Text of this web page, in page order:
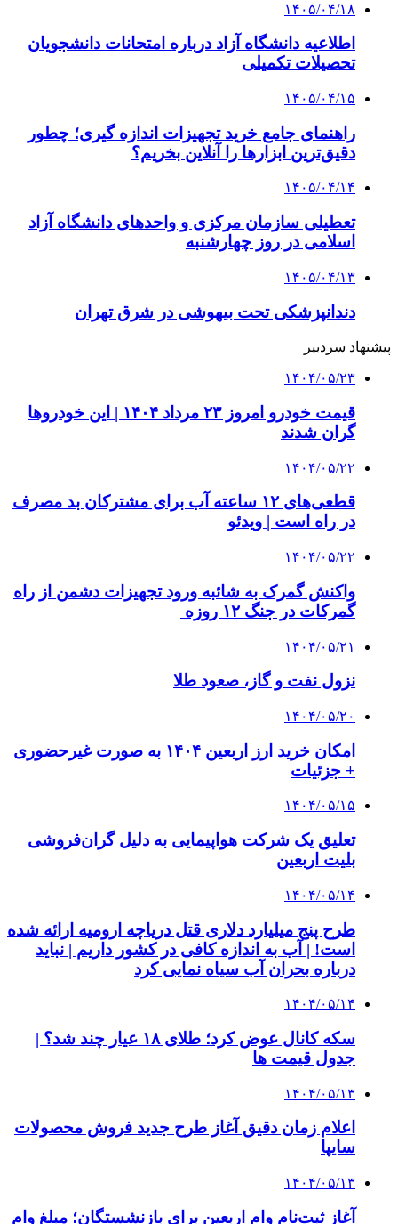
۱۴۰۵/۰۴/۱۸
اطلاعیه دانشگاه آزاد درباره امتحانات دانشجویان
تحصیلات تکمیلی
۱۴۰۵/۰۴/۱۵
راهنمای جامع خرید تجهیزات اندازه گیری؛ چطور
دقیق‌ترین ابزارها را آنلاین بخریم؟
۱۴۰۵/۰۴/۱۴
تعطیلی سازمان مرکزی و واحدهای دانشگاه آزاد
اسلامی در روز چهارشنبه
۱۴۰۵/۰۴/۱۳
دندانپزشکی تحت بیهوشی در شرق تهران
پیشنهاد سردبیر
۱۴۰۴/۰۵/۲۳
قیمت خودرو امروز ۲۳ مرداد ۱۴۰۴ | این خودروها
گران شدند
۱۴۰۴/۰۵/۲۲
قطعی‌های ۱۲ ساعته آب برای مشترکان بد مصرف
در راه است | ویدئو
۱۴۰۴/۰۵/۲۲
واکنش گمرک به شائبه ورود تجهیزات دشمن از راه
گمرکات در جنگ ۱۲ روزه
۱۴۰۴/۰۵/۲۱
نزول نفت و گاز، صعود طلا
۱۴۰۴/۰۵/۲۰
امکان خرید ارز اربعین ۱۴۰۴ به صورت غیرحضوری
+ جزئیات
۱۴۰۴/۰۵/۱۵
تعلیق یک شرکت هواپیمایی به دلیل گران‌فروشی
بلیت اربعین
۱۴۰۴/۰۵/۱۴
طرح پنج میلیارد دلاری قتل دریاچه ارومیه ارائه شده
است! | آب به اندازه کافی در کشور داریم | نباید
درباره بحران آب سیاه نمایی کرد
۱۴۰۴/۰۵/۱۴
سکه کانال عوض کرد؛ طلای ۱۸ عیار چند شد؟ |
جدول قیمت ها
۱۴۰۴/۰۵/۱۳
اعلام زمان دقیق آغاز طرح جدید فروش محصولات
سایپا
۱۴۰۴/۰۵/۱۳
آغاز ثبت‌نام وام اربعین برای بازنشستگان؛ مبلغ وام